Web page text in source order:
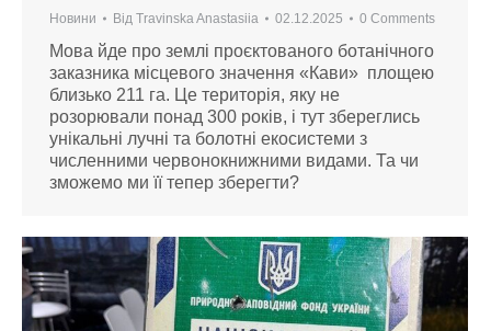
Новини Від Travinska Anastasiia 02.12.2025 0 Comments
Мова йде про землі проєктованого ботанічного
заказника місцевого значення «Кави» площею
близько 211 га. Це територія, яку не
розорювали понад 300 років, і тут збереглись
унікальні лучні та болотні екосистеми з
численними червонокнижними видами. Та чи
зможемо ми її тепер зберегти?